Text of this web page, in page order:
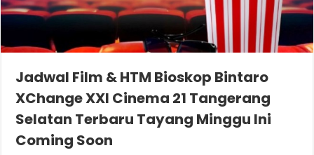
Jadwal Film & HTM Bioskop Bintaro
XChange XXI Cinema 21 Tangerang
Selatan Terbaru Tayang Minggu Ini
Coming Soon